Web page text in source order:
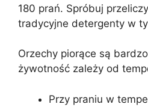
180 prań. Spróbuj
tradycyjne detergenty w
Orzechy piorące są
żywotność zależy od
Przy praniu w